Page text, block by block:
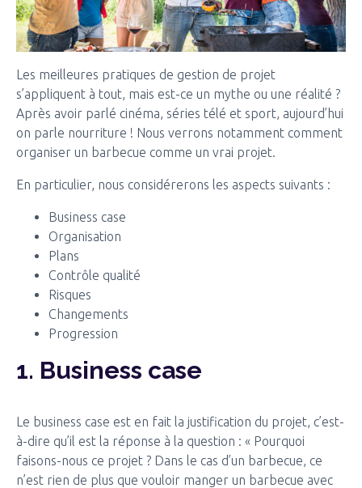
Les meilleures pratiques de gestion de projet
s’appliquent à tout, mais est-ce un mythe ou une réalité ?
Après avoir parlé cinéma, séries télé et sport, aujourd’hui
on parle nourriture ! Nous verrons notamment comment
organiser un barbecue comme un vrai projet.
En particulier, nous considérerons les aspects suivants :
Business case
Organisation
Plans
Contrôle qualité
Risques
Changements
Progression
1. Business case
Le business case est en fait la justification du projet, c’est-
à-dire qu’il est la réponse à la question : « Pourquoi
faisons-nous ce projet ? Dans le cas d’un barbecue, ce
n’est rien de plus que vouloir manger un barbecue avec